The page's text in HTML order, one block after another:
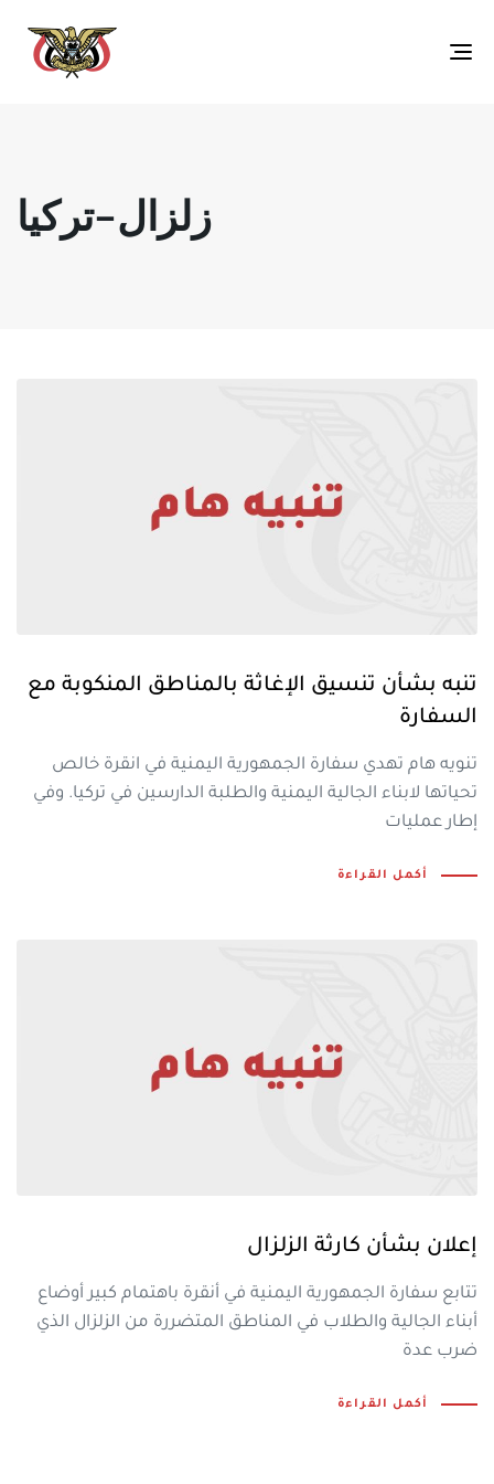
Toggle
زلزال-تركيا
تنبه بشأن تنسيق الإغاثة بالمناطق المنكوبة مع
السفارة
تنويه هام تهدي سفارة الجمهورية اليمنية في انقرة خالص
تحياتها لابناء الجالية اليمنية والطلبة الدارسين في تركيا. وفي
إطار عمليات
أكمل القراءة
إعلان بشأن كارثة الزلزال
تتابع سفارة الجمهورية اليمنية في أنقرة باهتمام كبير أوضاع
أبناء الجالية والطلاب في المناطق المتضررة من الزلزال الذي
ضرب عدة
أكمل القراءة